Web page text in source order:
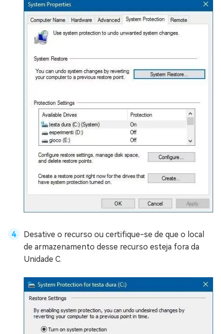
Desative o recurso ou certifique-se de que o local
de armazenamento desse recurso esteja fora da
Unidade C.